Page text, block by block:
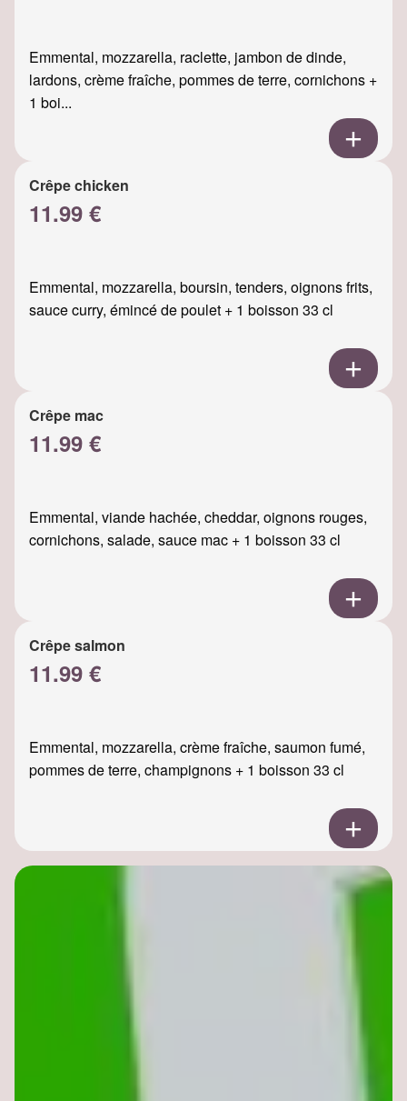
Emmental, mozzarella, raclette, jambon de dinde,
lardons, crème fraîche, pommes de terre, cornichons +
1 boi...
Crêpe chicken
11.99 €
Emmental, mozzarella, boursin, tenders, oignons frits,
sauce curry, émincé de poulet + 1 boisson 33 cl
Crêpe mac
11.99 €
Emmental, viande hachée, cheddar, oignons rouges,
cornichons, salade, sauce mac + 1 boisson 33 cl
Crêpe salmon
11.99 €
Emmental, mozzarella, crème fraîche, saumon fumé,
pommes de terre, champignons + 1 boisson 33 cl